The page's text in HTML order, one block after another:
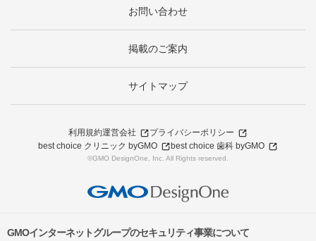
お問い合わせ
掲載のご案内
サイトマップ
利用規約運営会社
プライバシーポリシー
best choice クリニック byGMO
best choice 歯科 byGMO
©GMO DesignOne, Inc. All Rights reserved.
GMOインターネットグループのセキュリティ事業について